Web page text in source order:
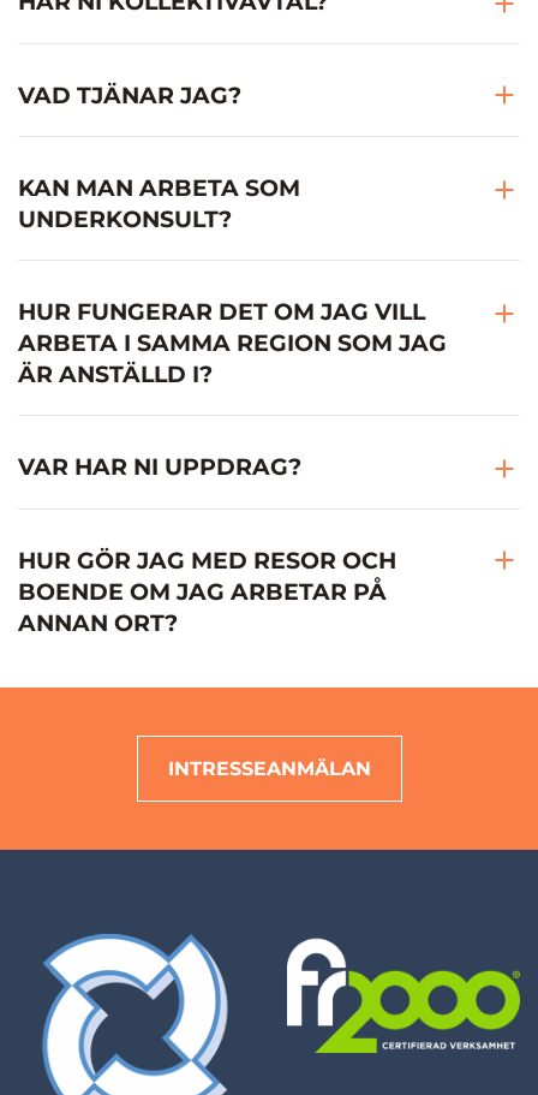
VAD TJÄNAR JAG?
KAN MAN ARBETA SOM
UNDERKONSULT?
HUR FUNGERAR DET OM JAG VILL
ARBETA I SAMMA REGION SOM JAG
ÄR ANSTÄLLD I?
VAR HAR NI UPPDRAG?
HUR GÖR JAG MED RESOR OCH
BOENDE OM JAG ARBETAR PÅ
ANNAN ORT?
INTRESSEANMÄLAN